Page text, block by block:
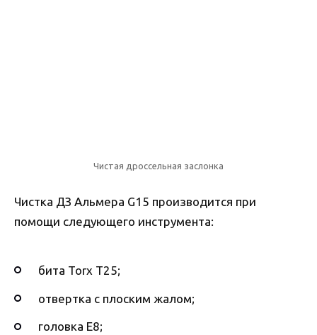
Чистая дроссельная заслонка
Чистка ДЗ Альмера G15 производится при
помощи следующего инструмента:
бита Torx T25;
отвертка с плоским жалом;
головка E8;